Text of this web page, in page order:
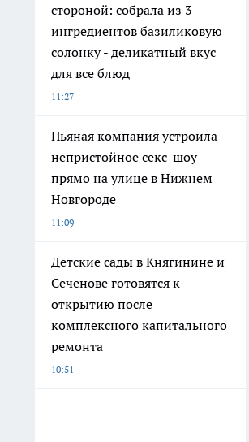
стороной: собрала из 3
ингредиентов базиликовую
солонку - деликатный вкус
для все блюд
11:27
Пьяная компания устроила
непристойное секс-шоу
прямо на улице в Нижнем
Новгороде
11:09
Детские сады в Княгинине и
Сеченове готовятся к
открытию после
комплексного капитального
ремонта
10:51